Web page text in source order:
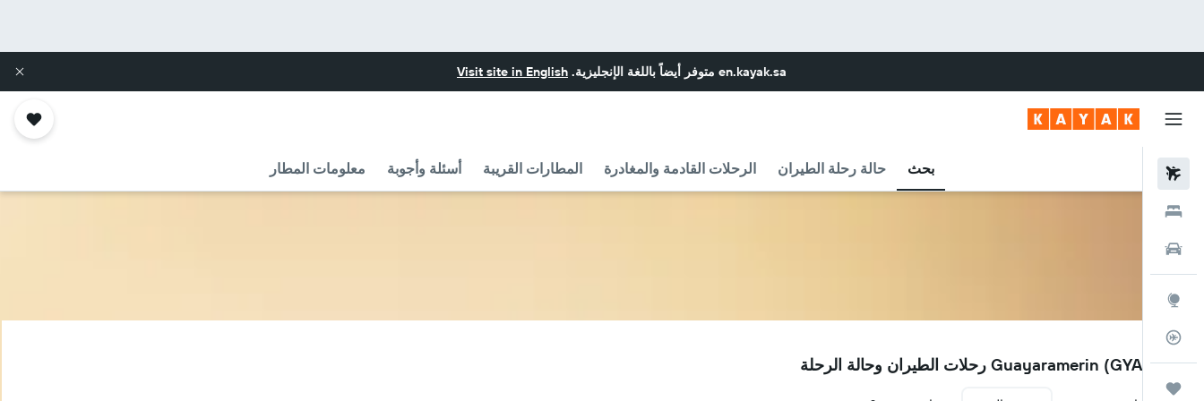
en.kayak.sa متوفر أيضاً باللغة الإنجليزية. Visit site in English
بحث حالة رحلة الطيران الرحلات القادمة والمغادرة المطارات القريبة أسئلة وأجوبة معلومات المطار
GYA
مطار Guayaramerin (GYA) رحلات الطيران وحالة الرحلة